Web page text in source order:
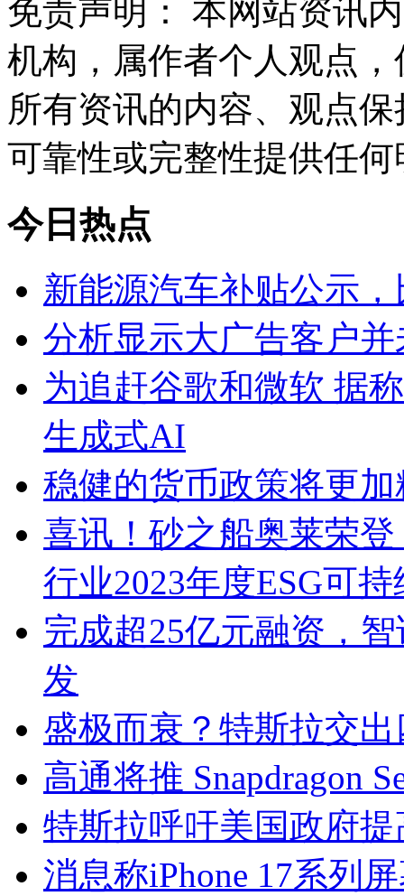
免责声明： 本网站资讯
机构，属作者个人观点
所有资讯的内容、观点
可靠性或完整性提供任
今日热点
新能源汽车补贴公示
分析显示大广告客户
为追赶谷歌和微软 据
生成式AI
稳健的货币政策将更
喜讯！砂之船奥莱荣
行业2023年度ESG可
完成超25亿元融资，
发
盛极而衰？特斯拉交
高通将推 Snapdragon
特斯拉呼吁美国政府
消息称iPhone 17系列